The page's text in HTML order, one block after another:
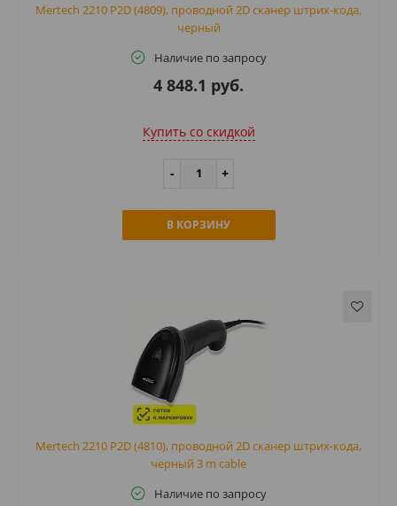
Mertech 2210 P2D (4809), проводной 2D сканер штрих-кода,
черный
Наличие по запросу
4 848.1 руб.
Купить cо скидкой
В КОРЗИНУ
Mertech 2210 P2D (4810), проводной 2D сканер штрих-кода,
черный 3 m cable
Наличие по запросу